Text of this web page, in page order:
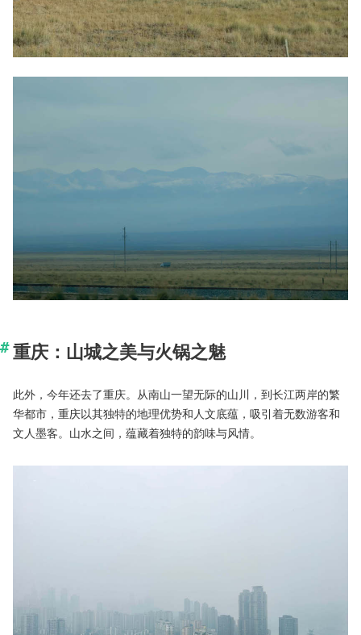
重庆：山城之美与火锅之魅
此外，今年还去了重庆。从南山一望无际的山川，到长江两岸的繁
华都市，重庆以其独特的地理优势和人文底蕴，吸引着无数游客和
文人墨客。山水之间，蕴藏着独特的韵味与风情。